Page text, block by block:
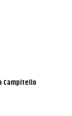
Campitello